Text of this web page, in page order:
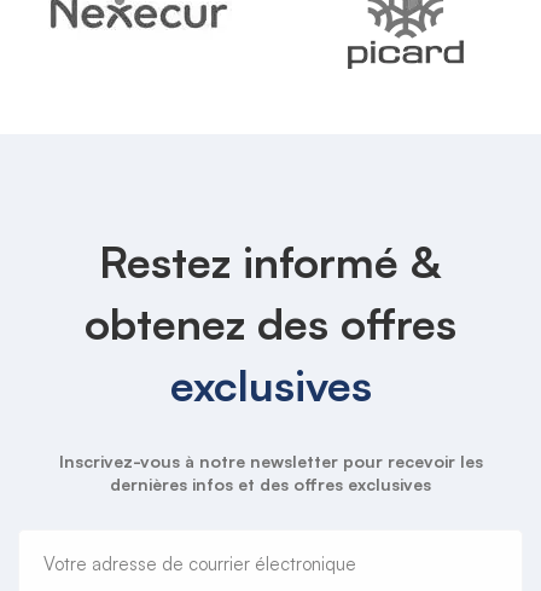
Restez informé &
obtenez des offres
exclusives
Inscrivez-vous à notre newsletter pour recevoir les
dernières infos et des offres exclusives